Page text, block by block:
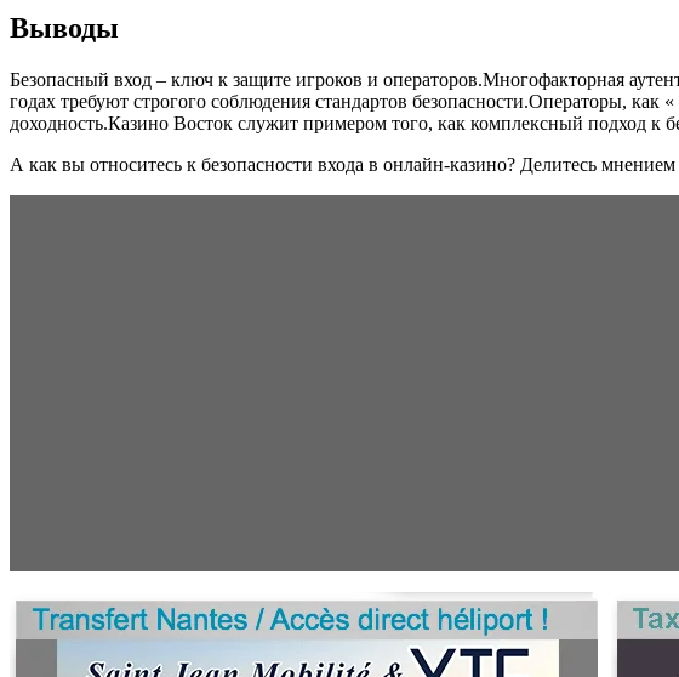
Выводы
Безопасный вход – ключ к защите игроков и операторов.Многофакторная
годах требуют строгого соблюдения стандартов безопасности.Операторы,
доходность.Казино Восток служит примером того, как комплексный подход
А как вы относитесь к безопасности входа в онлайн‑казино? Делитесь